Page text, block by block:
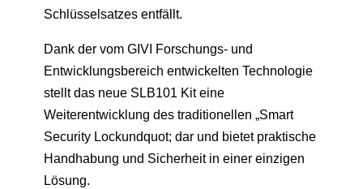
Schlüsselsatzes entfällt.
Dank der vom GIVI Forschungs- und
Entwicklungsbereich entwickelten Technologie
stellt das neue SLB101 Kit eine
Weiterentwicklung des traditionellen „Smart
Security Lockundquot; dar und bietet praktische
Handhabung und Sicherheit in einer einzigen
Lösung.